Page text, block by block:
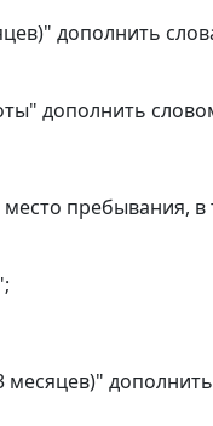
дополнить
дополнить
пребывания,
месяцев)"